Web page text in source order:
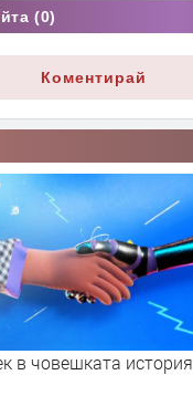
(0)
Коментирай
в човешката история